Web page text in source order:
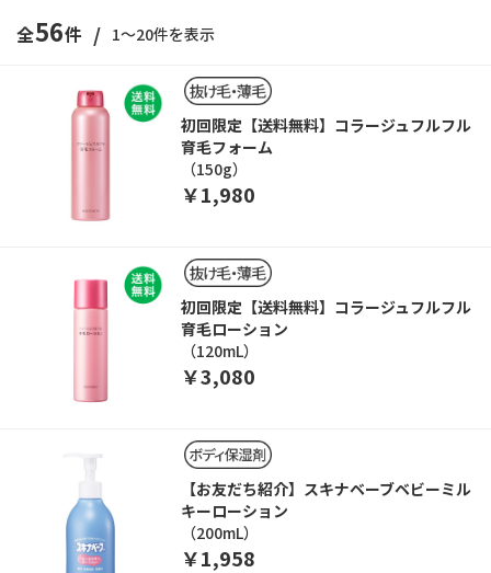
全56件 / 1～20件を表示
初回限定【送料無料】コラージュフルフル
育毛フォーム
（150g）
￥1,980
初回限定【送料無料】コラージュフルフル
育毛ローション
（120mL）
￥3,080
【お友だち紹介】スキナベーブベビーミル
キーローション
（200mL）
￥1,958